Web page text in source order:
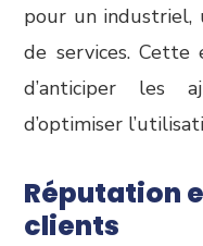
pour un industriel,
de services.
d’anticiper les
d’optimiser
Réputation
clients